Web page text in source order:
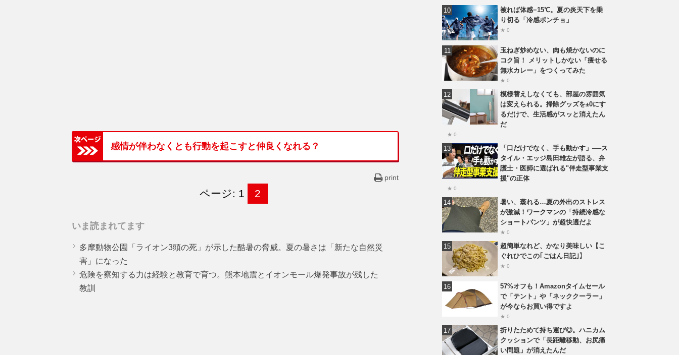
感情が伴わなくとも行動を起こすと仲良くなれる？
print
ページ: 1 2
いま読まれてます
多摩動物公園「ライオン3頭の死」が示した酷暑の脅威。夏の暑さは「新たな自然災
害」になった
危険を察知する力は経験と教育で育つ。熊本地震とイオンモール爆発事故が残した
教訓
被れば体感−15℃。夏の炎天下を乗
り切る「冷感ポンチョ」
★ 0
玉ねぎ炒めない、肉も焼かないのに
コク旨！ メリットしかない「痩せる
無水カレー」をつくってみた
★ 0
模様替えしなくても、部屋の雰囲気
は変えられる。掃除グッズを±0にす
るだけで、生活感がスッと消えたん
だ
★ 0
「口だけでなく、手も動かす」──ス
タイル・エッジ島田雄左が語る、弁
護士・医師に選ばれる"伴走型事業支
援"の正体
★ 0
暑い、蒸れる…夏の外出のストレス
が激減！ワークマンの「持続冷感な
ショートパンツ」が超快適だよ
★ 0
超簡単なれど、かなり美味しい【こ
ぐれひでこの｢ごはん日記｣】
★ 0
57%オフも！Amazonタイムセール
で「テント」や「ネッククーラー」
が今ならお買い得ですよ
★ 0
折りたためて持ち運び◎。ハニカム
クッションで「長距離移動、お尻痛
い問題」が消えたんだ